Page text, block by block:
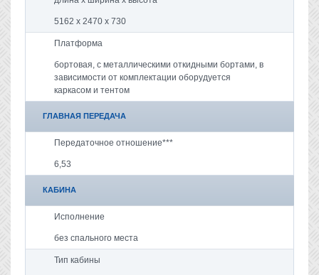
5162 х 2470 х 730
Платформа
бортовая, с металлическими откидными бортами, в
зависимости от комплектации оборудуется
каркасом и тентом
ГЛАВНАЯ ПЕРЕДАЧА
Передаточное отношение***
6,53
КАБИНА
Исполнение
без спального места
Тип кабины